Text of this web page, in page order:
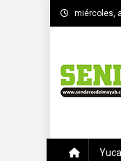
Saltar
al
miércoles,